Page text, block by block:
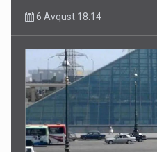
6 Avqust 18:14